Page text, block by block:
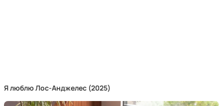
Я люблю Лос-Анджелес (2025)